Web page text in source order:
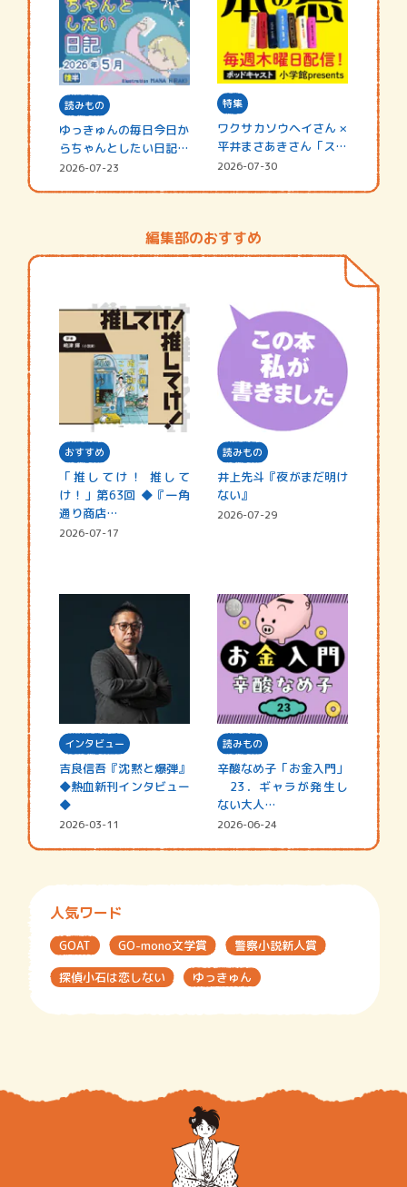
読みもの
ゆっきゅんの毎日今日か
らちゃんとしたい日記
☆202…
2026-07-23
特集
ワクサカソウヘイさん ×
平井まさあきさん「スペ
シャ…
2026-07-30
編集部のおすすめ
おすすめ
「推してけ！ 推して
け！」第63回 ◆『一角
通り商店…
2026-07-17
読みもの
井上先斗『夜がまだ明け
ない』
2026-07-29
インタビュー
吉良信吾『沈黙と爆弾』
◆熱血新刊インタビュー
◆
2026-03-11
読みもの
辛酸なめ子「お金入門」
23．ギャラが発生し
ない大人…
2026-06-24
人気ワード
GOAT GO-mono文学賞
警察小説新人賞
探偵小石は恋しない
ゆっきゅん